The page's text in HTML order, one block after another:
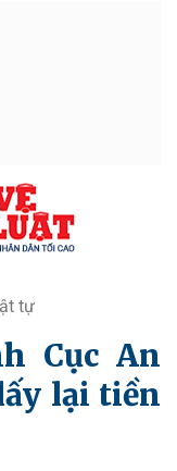
tự
Cục An
lại tiền